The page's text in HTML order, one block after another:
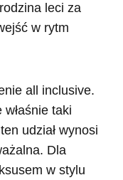
leci za
w rytm
all inclusive.
taki
udział wynosi
Dla
w stylu